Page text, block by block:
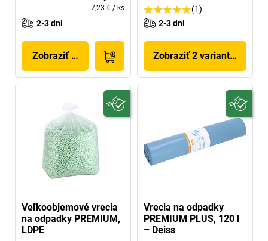
7,23 € / ks
2-3 dni
Zobraziť produkt
(1)
2-3 dni
Zobraziť 2 variantov
Veľkoobjemové vrecia
na odpadky PREMIUM,
LDPE
Vrecia na odpadky
PREMIUM PLUS, 120 l
– Deiss